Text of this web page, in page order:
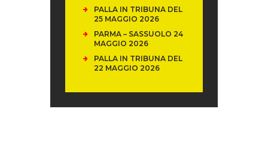
PALLA IN TRIBUNA DEL
25 MAGGIO 2026
PARMA – SASSUOLO 24
MAGGIO 2026
PALLA IN TRIBUNA DEL
22 MAGGIO 2026